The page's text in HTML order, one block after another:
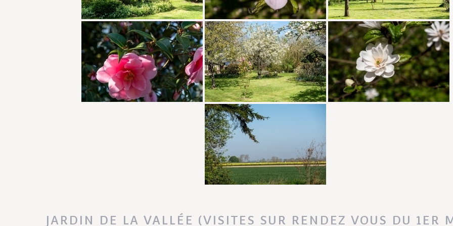
JARDIN DE LA VALLÉE (VISITES SUR RENDEZ VOUS DU 1ER